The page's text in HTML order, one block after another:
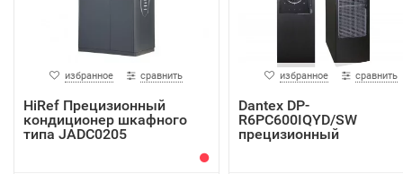
избранное сравнить
HiRef Прецизионный
кондиционер шкафного
типа JADC0205
избранное сравнить
Dantex DP-
R6PC600IQYD/SW
прецизионный